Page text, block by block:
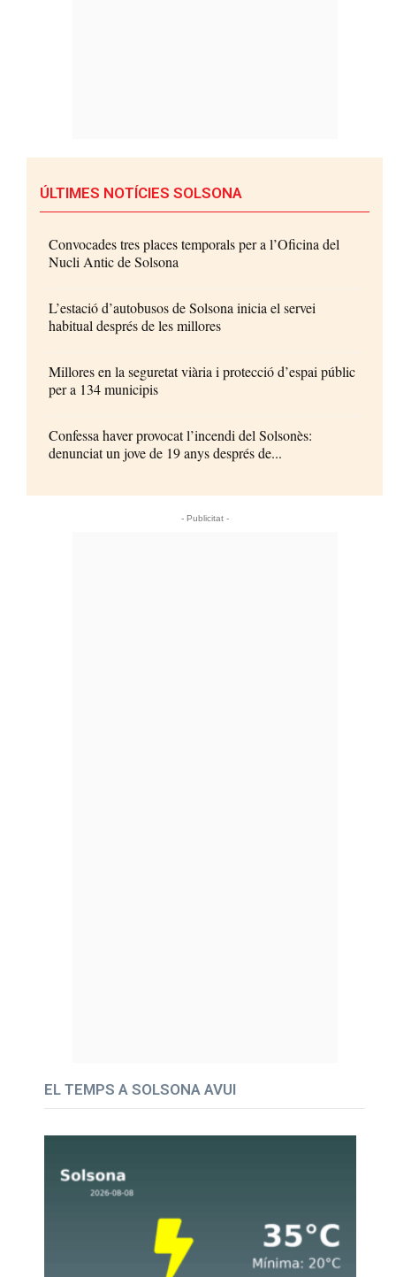
ÚLTIMES NOTÍCIES SOLSONA
Convocades tres places temporals per a l’Oficina del
Nucli Antic de Solsona
L’estació d’autobusos de Solsona inicia el servei
habitual després de les millores
Millores en la seguretat viària i protecció d’espai públic
per a 134 municipis
Confessa haver provocat l’incendi del Solsonès:
denunciat un jove de 19 anys després de...
- Publicitat -
EL TEMPS A SOLSONA AVUI